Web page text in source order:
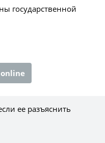
государственной
ее разъяснить